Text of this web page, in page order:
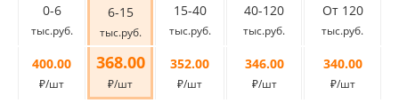
0-6
тыс.руб.
6-15
тыс.руб.
15-40
тыс.руб.
40-120
тыс.руб.
От 120
тыс.руб.
400.00
₽/шт
368.00
₽/шт
352.00
₽/шт
346.00
₽/шт
340.00
₽/шт